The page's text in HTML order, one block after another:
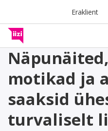
Eraklient
motikad ja
saaksid
turvaliselt